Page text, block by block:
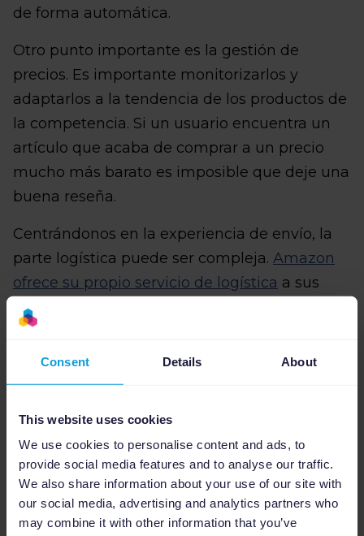
Consent Details About
This website uses cookies
We use cookies to personalise content and ads, to
provide social media features and to analyse our traffic.
We also share information about your use of our site with
our social media, advertising and analytics partners who
may combine it with other information that you’ve
de forma automática.
Otro punto importante es la gestión de
precios. Es importante monitorizarlos y
adaptarlos a la tendencia de los productos de
la competencia. Si un usuario encuentra un
artículo que acaba de comprar a un precio
mucho más barato es imposible que deje una
buena reseña.
Centrándonos en la experiencia de envío, la
parte logística puede ser compleja. Amazon
ofrece su propio servicio de logística a sus
clientes. Depende de ti evaluar sus costes y
beneficios.
Empresas como Qaplapermiten que pedidos
eBay, Privalia, Carrefour, Spartoo, ManoMano
o Cdiscount se gestionen desde un solo lugar.
De esta forma el vendedor puede hacer un
mejor seguimiento del envío y proporcionar
una mejor experiencia de usuario, evitando